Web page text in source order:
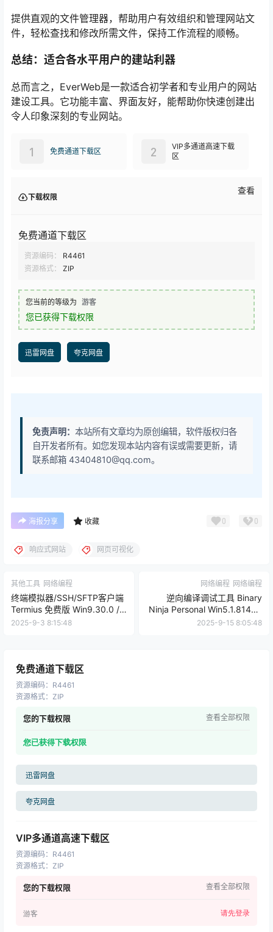
提供直观的文件管理器，帮助用户有效组织和管理网站文
件，轻松查找和修改所需文件，保持工作流程的顺畅。
总结：适合各水平用户的建站利器
总而言之，EverWeb是一款适合初学者和专业用户的网站
建设工具。它功能丰富、界面友好，能帮助你快速创建出
令人印象深刻的专业网站。
免费通道下载区
1
VIP多通道高速下载
区
2
下载权限
查看
免费通道下载区
资源编码：
R4461
资源格式：
ZIP
您当前的等级为 游客
您已获得下载权限
迅雷网盘 夸克网盘
免责声明： 本站所有文章均为原创编辑，软件版权归各
自开发者所有。如您发现本站内容有误或需要更新，请
联系邮箱 43404810@qq.com。
海报分享 收藏 0 0
响应式网站 网页可视化
其他工具 网络编程
终端模拟器/SSH/SFTP客户端
Termius 免费版 Win9.30.0 /
Mac9.30.0【软件个锤子
2025-9-3 8:15:48
网络编程 网络编程
逆向编译调试工具 Binary
Ninja Personal Win5.1.8140 /
Mac4.2.6455【软件个锤子
2025-9-15 8:05:48
免费通道下载区
资源编码： R4461
资源格式： ZIP
您的下载权限 查看全部权限
您已获得下载权限
迅雷网盘
夸克网盘
VIP多通道高速下载区
资源编码： R4461
资源格式： ZIP
您的下载权限 查看全部权限
游客 请先登录